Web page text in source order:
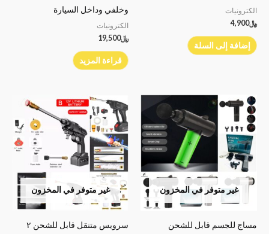
الكترونيات
﷼4,900
إضافة إلى السلة
وخلفي وداخل السيارة
الكترونيات
﷼19,500
قراءة المزيد
غير متوفر في المخزون
مساج للجسم قابل للشحن
غير متوفر في المخزون
سرويس متنقل قابل للشحن ٢